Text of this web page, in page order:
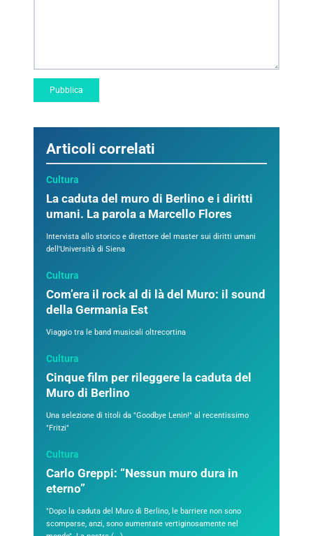
Articoli correlati
Cultura
La caduta del muro di Berlino e i diritti
umani. La parola a Marcello Flores
Intervista allo storico e direttore del master sui diritti umani
dell'Università di Siena
Cultura
Com’era il rock al di là del Muro: il sound
della Germania Est
Viaggio tra le band musicali oltrecortina
Cultura
Cinque film per rileggere la caduta del
Muro di Berlino
Una selezione di titoli da "Goodbye Lenin!" al recentissimo
"Fritzi"
Cultura
Carlo Greppi: “Nessun muro dura in
eterno”
"Dopo la caduta del Muro di Berlino, le barriere non sono
scomparse, anzi, sono aumentate vertiginosamente nel